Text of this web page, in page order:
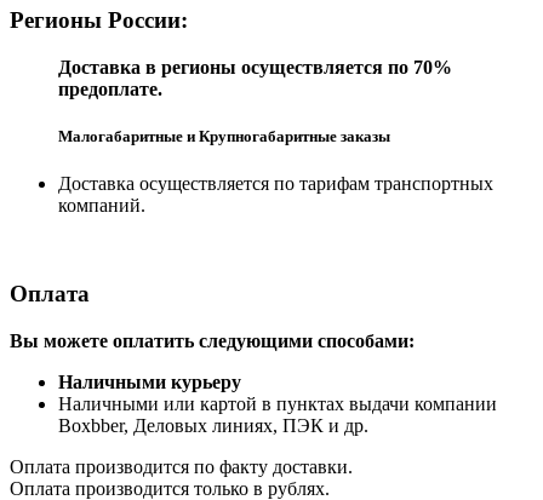
Регионы России:
Доставка в регионы осуществляется по 70%
предоплате.
Малогабаритные и Крупногабаритные заказы
Доставка осуществляется по тарифам транспортных
компаний.
Оплата
Вы можете оплатить следующими способами:
Наличными курьеру
Наличными или картой в пунктах выдачи компании
Boxbber, Деловых линиях, ПЭК и др.
Оплата производится по факту доставки.
Оплата производится только в рублях.